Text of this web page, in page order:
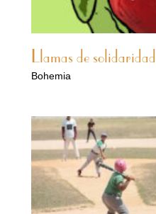
Llamas de solidaridad
Bohemia